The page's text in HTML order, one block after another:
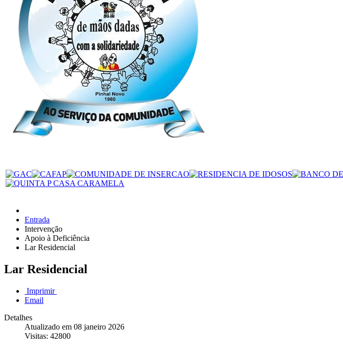
Entrada
Intervenção
Apoio à Deficiência
Lar Residencial
Lar Residencial
Imprimir
Email
Detalhes
Atualizado em 08 janeiro 2026
Visitas: 42800